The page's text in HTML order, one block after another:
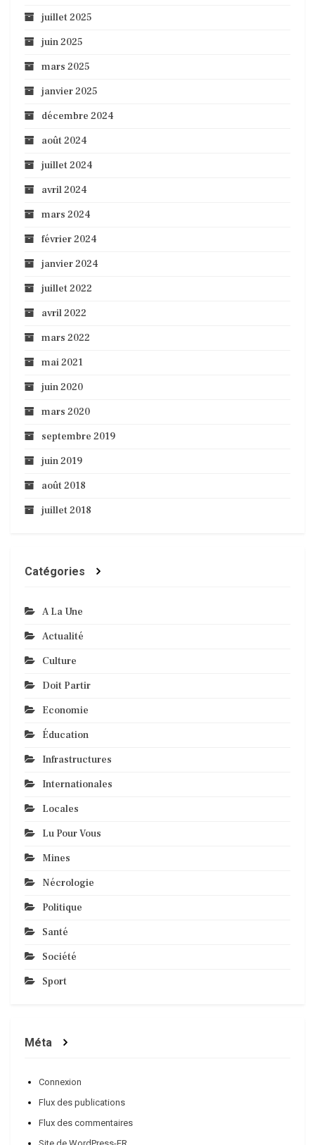
juillet 2025
juin 2025
mars 2025
janvier 2025
décembre 2024
août 2024
juillet 2024
avril 2024
mars 2024
février 2024
janvier 2024
juillet 2022
avril 2022
mars 2022
mai 2021
juin 2020
mars 2020
septembre 2019
juin 2019
août 2018
juillet 2018
Catégories
A La Une
Actualité
Culture
Doit Partir
Economie
Éducation
Infrastructures
Internationales
Locales
Lu Pour Vous
Mines
Nécrologie
Politique
Santé
Société
Sport
Méta
Connexion
Flux des publications
Flux des commentaires